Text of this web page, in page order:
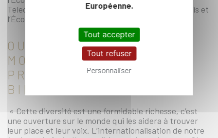
Telecom Paris, l’ENSTA, l’ENSAE, Télécom SudParis et
l’École Nationale des Ponts et Chaussées.
OUVERTURE SUR LE
MONDE, EXIGENCE ET
PROFONDE
BIENVEILLANCE
« Cette diversité est une formidable richesse, c’est
une ouverture sur le monde qui les aidera à trouver
leur place et leur voix. L’internationalisation de notre
Européenne.
Tout accepter
Tout refuser
Personnaliser